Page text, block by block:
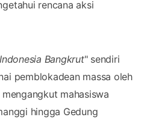
rencana aksi
Bangkrut" sendiri
pemblokadean massa oleh
mahasiswa
hingga Gedung